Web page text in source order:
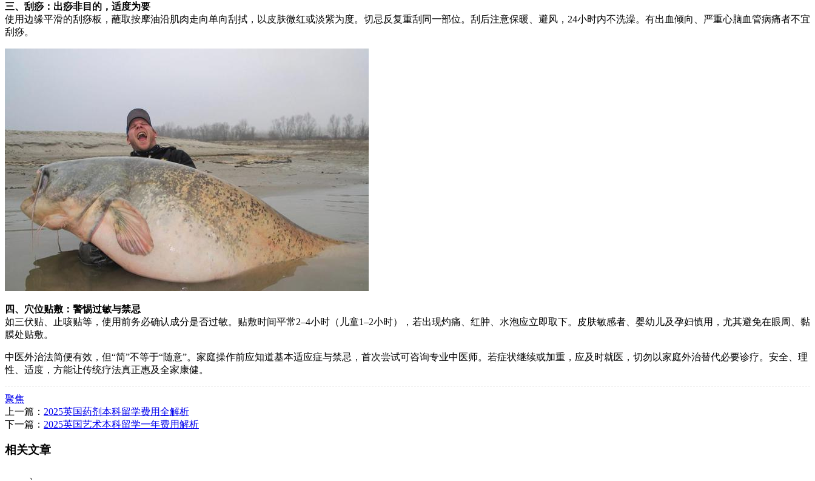
三、刮痧：出痧非目的，适度为要
使用边缘平滑的刮痧板，蘸取按摩油沿肌肉走向单向刮拭，以皮肤微红或淡紫为度。切忌反复重刮同一部位。刮后注意保暖、避风，24小时内不洗澡。有出血倾向、严重心脑血管病痛者不宜
刮痧。
四、穴位贴敷：警惕过敏与禁忌
如三伏贴、止咳贴等，使用前务必确认成分是否过敏。贴敷时间平常2–4小时（儿童1–2小时），若出现灼痛、红肿、水泡应立即取下。皮肤敏感者、婴幼儿及孕妇慎用，尤其避免在眼周、黏
膜处贴敷。
中医外治法简便有效，但“简”不等于“随意”。家庭操作前应知道基本适应症与禁忌，首次尝试可咨询专业中医师。若症状继续或加重，应及时就医，切勿以家庭外治替代必要诊疗。安全、理
性、适度，方能让传统疗法真正惠及全家康健。
聚焦
上一篇： 2025英国药剂本科留学费用全解析
下一篇： 2025英国艺术本科留学一年费用解析
相关文章